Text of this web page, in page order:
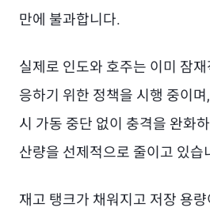
만에 불과합니다.
실제로 인도와 호주는 이미 잠
응하기 위한 정책을 시행 중이
시 가동 중단 없이 충격을 완화
산량을 선제적으로 줄이고 있습
재고 탱크가 채워지고 저장 용